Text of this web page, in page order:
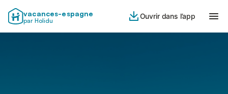
vacances-espagne
par Holidu
Ouvrir dans l’app